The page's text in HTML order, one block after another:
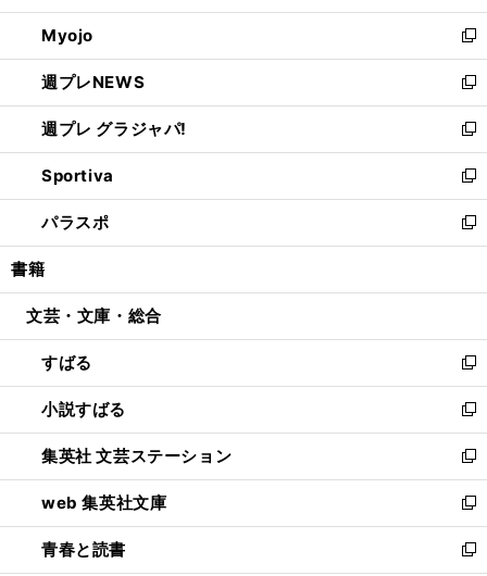
開
く
ウ
で
開
く
ン
ド
ウ
で
開
く
ウ
ィ
ン
ド
ウ
で
開
く
Myojo
新
し
い
ウ
ィ
ン
ド
ウ
で
開
週プレNEWS
新
し
い
ウ
ィ
ン
ド
ウ
開
週プレ グラジャパ!
新
し
い
ウ
ィ
ン
ウ
開
く
Sportiva
新
し
い
ウ
ン
ウ
で
開
く
パラスポ
新
し
ウ
ン
ド
ウ
で
開
く
書籍
文芸・文庫・総合
すばる
新
し
い
ウ
ィ
ン
ド
ウ
で
小説すばる
新
し
い
ウ
ィ
ン
ド
集英社 文芸ステーション
新
し
い
ウ
ィ
web 集英社文庫
新
し
い
青春と読書
新